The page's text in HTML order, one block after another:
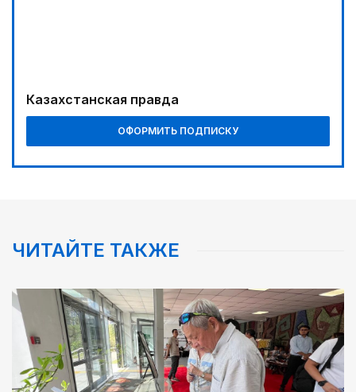
Казахстанская правда
ОФОРМИТЬ ПОДПИСКУ
ЧИТАЙТЕ ТАКЖЕ